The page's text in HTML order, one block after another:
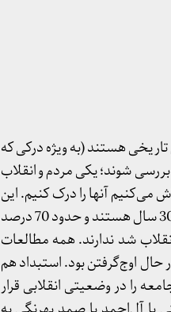
هستند (به ویژه درکی که
شوند؛ یکی مردم و انقلاب
می‌کنیم آنها را درک کنیم. این
درک تاریخی بحثی مهم است چون امروز حدود 50 درصد ترکیب جمعیتی ایران زیر 30 سال هستند و حدود 70 درصد
شد ندارند. همه مطالعات
در آن زمان در حال اوج‌گرفتن بود. استبداد هم
را در وضعیتی انقلابی قرار